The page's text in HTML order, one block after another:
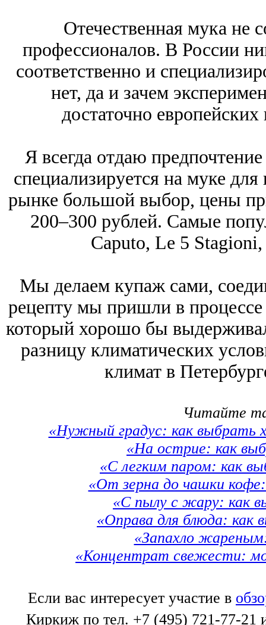
Отечественная мука не
профессионалов. В России
соответственно и
нет, да и зачем
достаточно
Я всегда отдаю
специализируется на муке
рынке большой выбор, цены
200‒300 рублей. Самые
Caputo, Le 5
Мы делаем купаж сами,
рецепту мы пришли в
который хорошо бы
разницу климатических
климат в
Читайте
«Нужный градус: как выбрать
«На острие: как
«С легким паром: как
«От зерна до чашки
«С пылу с жару: как
«Оправа для блюда: как
«Запахло
«Концентрат свежести:
Если вас интересует участие в
Киркиж по тел. +7 (495) 721-77-21